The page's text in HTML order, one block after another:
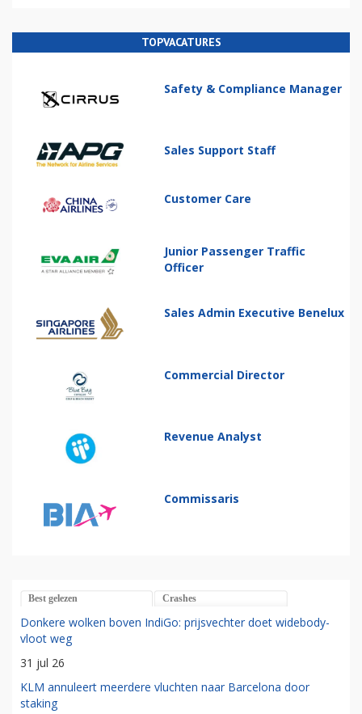
TOPVACATURES
Safety & Compliance Manager
Sales Support Staff
Customer Care
Junior Passenger Traffic
Officer
Sales Admin Executive Benelux
Commercial Director
Revenue Analyst
Commissaris
Best gelezen Crashes
Donkere wolken boven IndiGo: prijsvechter doet widebody-
vloot weg
31 jul 26
KLM annuleert meerdere vluchten naar Barcelona door
staking